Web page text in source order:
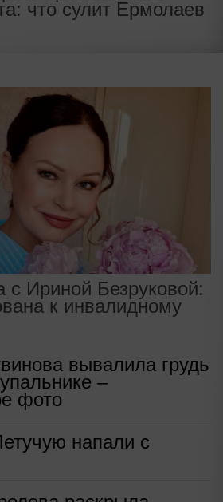
что сулит Ермолаев
Ириной Безруковой:
к инвалидному
вывалила грудь
–
фото
напали с